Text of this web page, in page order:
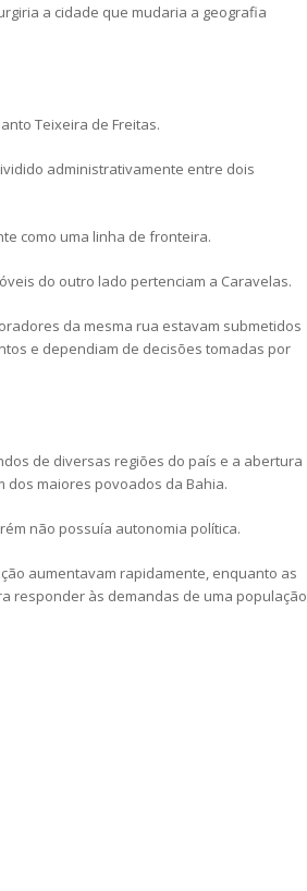
a cidade que mudaria a geografia
Teixeira de Freitas.
administrativamente entre dois
como uma linha de fronteira.
do outro lado pertenciam a Caravelas.
da mesma rua estavam submetidos
e dependiam de decisões tomadas por
de diversas regiões do país e a abertura
dos maiores povoados da Bahia.
não possuía autonomia política.
aumentavam rapidamente, enquanto as
responder às demandas de uma população